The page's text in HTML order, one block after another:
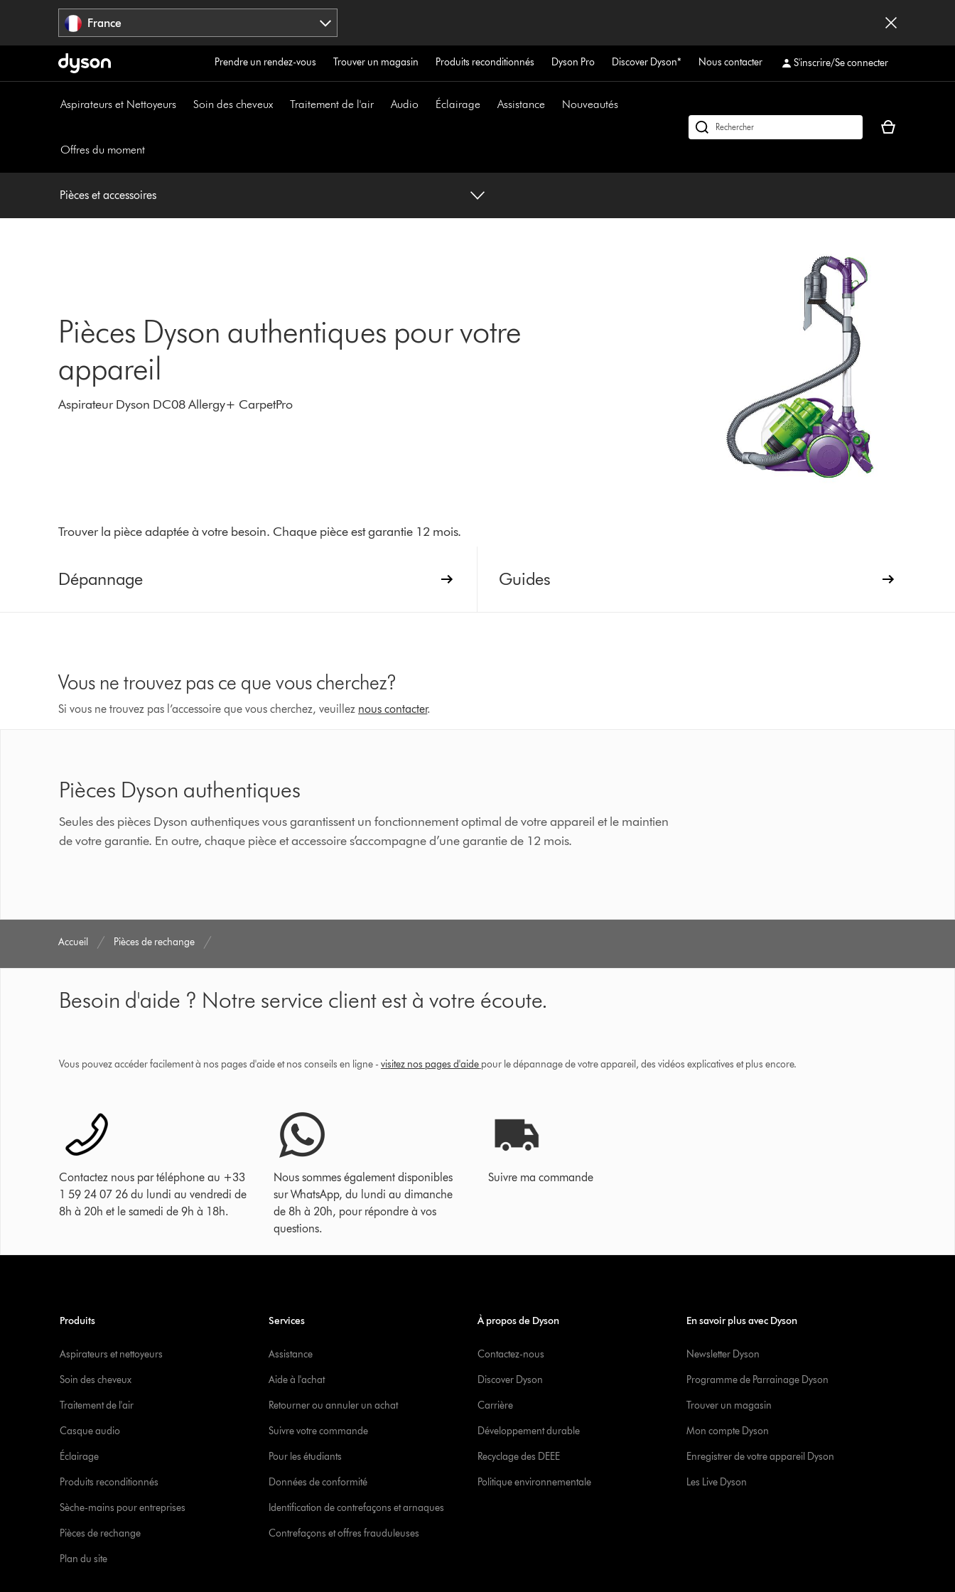
France
Prendre un rendez-vous Trouver un magasin Produits reconditionnés Dyson Pro Discover Dyson* Nous contacter S'inscrire/Se connecter
Aspirateurs et Nettoyeurs Soin des cheveux Traitement de l'air Audio Éclairage Assistance Nouveautés
Offres du moment
Rechercher
Votre
vide
Pièces et accessoires
Pièces Dyson authentiques pour votre
appareil
Aspirateur Dyson DC08 Allergy+ CarpetPro
Trouver la pièce adaptée à votre besoin. Chaque pièce est garantie 12 mois.
Dépannage Guides
Vous ne trouvez pas ce que vous cherchez?
Si vous ne trouvez pas l’accessoire que vous cherchez, veuillez nous contacter.
Pièces Dyson authentiques
Seules des pièces Dyson authentiques vous garantissent un fonctionnement optimal de votre appareil et le maintien
de votre garantie. En outre, chaque pièce et accessoire s’accompagne d’une garantie de 12 mois.
Accueil Pièces de rechange
Besoin d'aide ? Notre service client est à votre écoute.
Vous pouvez accéder facilement à nos pages d'aide et nos conseils en ligne - visitez nos pages d'aide pour le dépannage de votre appareil, des vidéos explicatives et plus encore.
Contactez nous par téléphone au +33
1 59 24 07 26 du lundi au vendredi de
8h à 20h et le samedi de 9h à 18h.
Nous sommes également disponibles
sur WhatsApp, du lundi au dimanche
de 8h à 20h, pour répondre à vos
questions.
Suivre ma commande
Produits
Aspirateurs et nettoyeurs
Soin des cheveux
Traitement de l'air
Casque audio
Éclairage
Produits reconditionnés
Sèche-mains pour entreprises
Pièces de rechange
Plan du site
Services
Assistance
Aide à l'achat
Retourner ou annuler un achat
Suivre votre commande
Pour les étudiants
Données de conformité
Identification de contrefaçons et arnaques
Contrefaçons et offres frauduleuses
À propos de Dyson
Contactez-nous
Discover Dyson
Carrière
Développement durable
Recyclage des DEEE
Politique environnementale
En savoir plus avec Dyson
Newsletter Dyson
Programme de Parrainage Dyson
Trouver un magasin
Mon compte Dyson
Enregistrer de votre appareil Dyson
Les Live Dyson